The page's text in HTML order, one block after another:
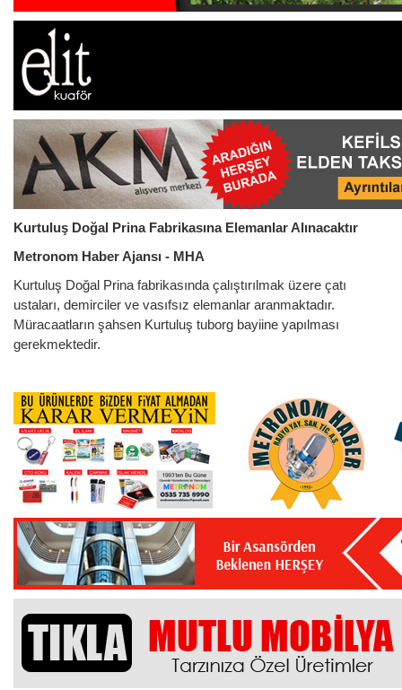
Kurtuluş Doğal Prina Fabrikasına Elemanlar Alınacaktır
Metronom Haber Ajansı - MHA
Kurtuluş Doğal Prina fabrikasında çalıştırılmak üzere çatı
ustaları, demirciler ve vasıfsız elemanlar aranmaktadır.
Müracaatların şahsen Kurtuluş tuborg bayiine yapılması
gerekmektedir.